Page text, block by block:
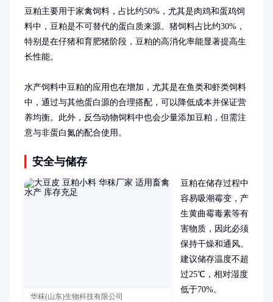
豆粕主要用于家禽饲料，占比约50%，尤其是肉鸡和蛋鸡饲
料中，豆粕是不可替代的蛋白质来源。猪饲料占比约30%，
特别是在仔猪和育肥猪阶段，豆粕的高消化率能显著提高生
长性能。
水产饲料中豆粕的应用也在增加，尤其是在鱼类和虾类饲料
中，通过与其他蛋白源的合理搭配，可以降低成本并保证营
养均衡。此外，反刍动物饲料中也会少量添加豆粕，但需注
意与非蛋白氮的配合使用。
安全与储存
华秣(山东)生物科技有限公司
豆粕在储存过程中
容易吸潮霉变，产
生黄曲霉毒素等有
害物质，因此必须
保持干燥和通风。
建议储存温度不超
过25℃，相对湿度
低于70%。